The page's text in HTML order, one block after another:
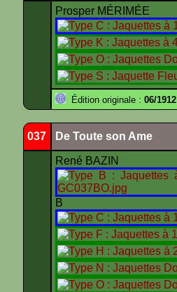
Prosper MÉRIMÉE
Édition originale : 06/1912
037 De Toute son Ame
René BAZIN
B